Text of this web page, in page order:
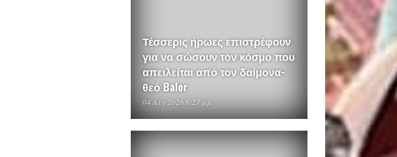
Τέσσερις ήρωες επιστρέφουν
για να σώσουν τον κόσμο που
απειλείται από τον δαίμονα-
θεό Balor
04 Αυγ 2026 6:27 μμ